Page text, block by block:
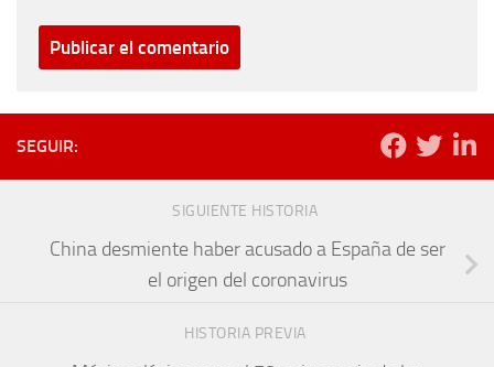
SEGUIR:
SIGUIENTE HISTORIA
China desmiente haber acusado a España de ser
el origen del coronavirus
HISTORIA PREVIA